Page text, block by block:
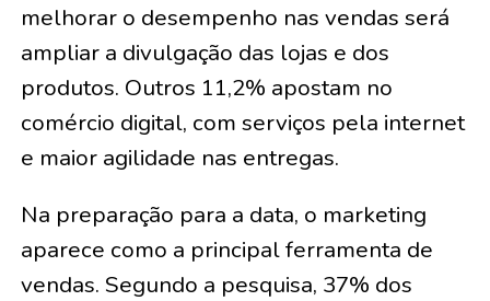
melhorar o desempenho nas vendas será
ampliar a divulgação das lojas e dos
produtos. Outros 11,2% apostam no
comércio digital, com serviços pela internet
e maior agilidade nas entregas.
Na preparação para a data, o marketing
aparece como a principal ferramenta de
vendas. Segundo a pesquisa, 37% dos